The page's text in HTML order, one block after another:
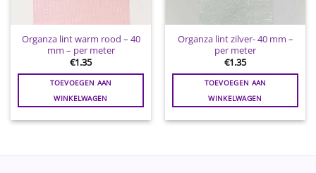
Organza lint warm rood – 40
mm – per meter
€1.35
TOEVOEGEN AAN
WINKELWAGEN
Organza lint zilver- 40 mm –
per meter
€1.35
TOEVOEGEN AAN
WINKELWAGEN